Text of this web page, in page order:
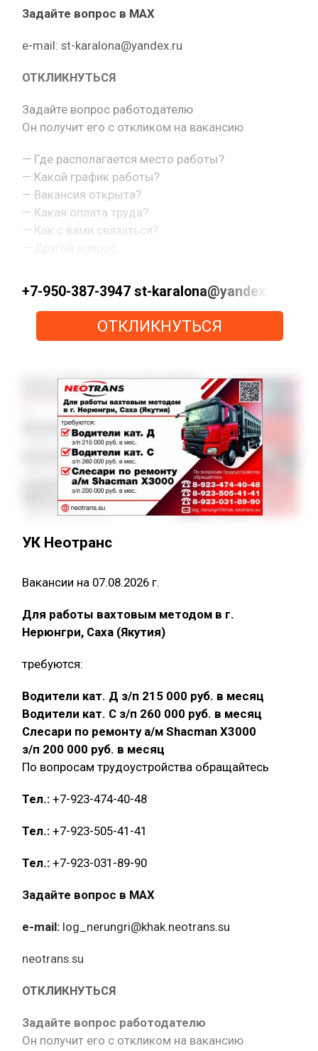
Задайте вопрос в MAX
е-mail: st-karalona@yandex.ru
ОТКЛИКНУТЬСЯ
Задайте вопрос работодателю
Он получит его с откликом на вакансию
— Где располагается место работы?
— Какой график работы?
— Вакансия открыта?
— Какая оплата труда?
— Как с вами связаться?
+7-950-387-3947 st-karalona@yandex.ru
ОТКЛИКНУТЬСЯ
УК Неотранс
Вакансии на 07.08.2026 г.
Для работы вахтовым методом в г.
Нерюнгри, Саха (Якутия)
требуются:
Водители кат. Д з/п 215 000 руб. в месяц
Водители кат. С з/п 260 000 руб. в месяц
Слесари по ремонту а/м Shacman X3000
з/п 200 000 руб. в месяц
По вопросам трудоустройства обращайтесь
Тел.: +7-923-474-40-48
Тел.: +7-923-505-41-41
Тел.: +7-923-031-89-90
Задайте вопрос в MAX
e-mail: log_nerungri@khak.neotrans.su
neotrans.su
ОТКЛИКНУТЬСЯ
Задайте вопрос работодателю
Он получит его с откликом на вакансию